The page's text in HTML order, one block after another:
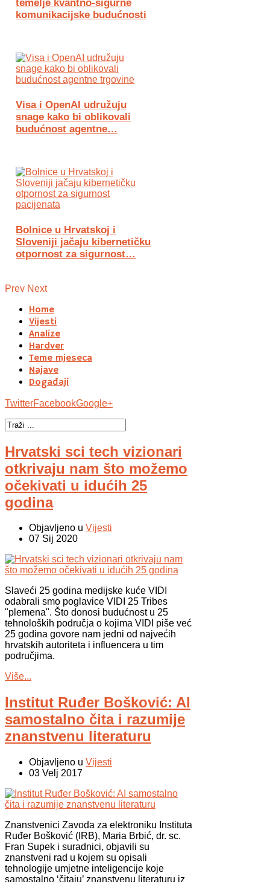
temelje kvantno-sigurne
komunikacijske budućnosti
Visa i OpenAI udružuju
snage kako bi oblikovali
budućnost agentne…
Bolnice u Hrvatskoj i
Sloveniji jačaju kibernetičku
otpornost za sigurnost…
Prev Next
Home
Vijesti
Analize
Hardver
Teme mjeseca
Najave
Događaji
TwitterFacebookGoogle+
Hrvatski sci tech vizionari
otkrivaju nam što možemo
očekivati u idućih 25
godina
Objavljeno u Vijesti
07 Sij 2020
Slaveći 25 godina medijske kuće VIDI
odabrali smo poglavice VIDI 25 Tribes
"plemena". Što donosi budućnost u 25
tehnoloških područja o kojima VIDI piše već
25 godina govore nam jedni od najvećih
hrvatskih autoriteta i influencera u tim
područjima.
Više...
Institut Ruđer Bošković: AI
samostalno čita i razumije
znanstvenu literaturu
Objavljeno u Vijesti
03 Velj 2017
Znanstvenici Zavoda za elektroniku Instituta
Ruđer Bošković (IRB), Maria Brbić, dr. sc.
Fran Supek i suradnici, objavili su
znanstveni rad u kojem su opisali
tehnologije umjetne inteligencije koje
samostalno ‘čitaju’ znanstvenu literaturu iz